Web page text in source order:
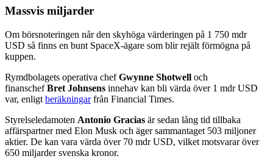
Massvis miljarder
Om börsnoteringen når den skyhöga värderingen på 1 750 mdr
USD så finns en bunt SpaceX-ägare som blir rejält förmögna på
kuppen.
Rymdbolagets operativa chefGwynne Shotwell och
finanschefBret Johnsens innehav kan bli värda över 1 mdr USD
var, enligt beräkningarfrån Financial Times.
Styrelseledamoten Antonio Gracias är sedan lång tid tillbaka
affärspartner med Elon Musk och äger sammantaget 503 miljoner
aktier. De kan vara värda över 70 mdr USD, vilket motsvarar över
650 miljarder svenska kronor.